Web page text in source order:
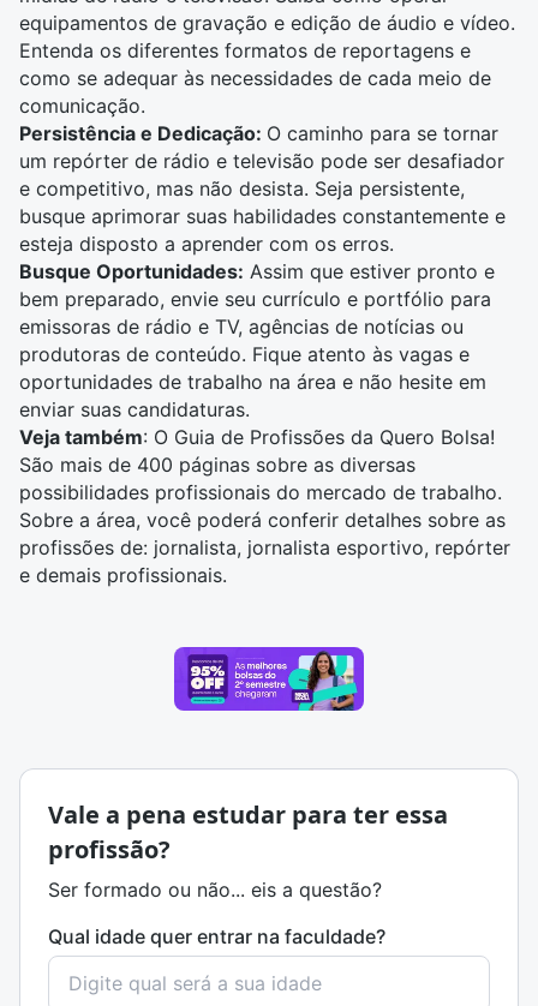
equipamentos de gravação e edição de áudio e vídeo.
Entenda os diferentes formatos de reportagens e
como se adequar às necessidades de cada meio de
comunicação.
Persistência e Dedicação: O caminho para se tornar
um repórter de rádio e televisão pode ser desafiador
e competitivo, mas não desista. Seja persistente,
busque aprimorar suas habilidades constantemente e
esteja disposto a aprender com os erros.
Busque Oportunidades: Assim que estiver pronto e
bem preparado, envie seu currículo e portfólio para
emissoras de rádio e TV, agências de notícias ou
produtoras de conteúdo. Fique atento às vagas e
oportunidades de trabalho na área e não hesite em
enviar suas candidaturas.
Veja também: O Guia de Profissões da Quero Bolsa!
São mais de 400 páginas sobre as diversas
possibilidades profissionais do mercado de trabalho.
Sobre a área, você poderá conferir detalhes sobre as
profissões de: jornalista, jornalista esportivo, repórter
e demais profissionais.
Vale a pena estudar para ter essa
profissão?
Ser formado ou não... eis a questão?
Qual idade quer entrar na faculdade?